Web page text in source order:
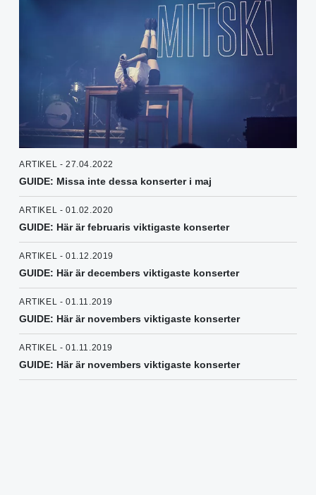
ARTIKEL - 27.04.2022
GUIDE: Missa inte dessa konserter i maj
ARTIKEL - 01.02.2020
GUIDE: Här är februaris viktigaste konserter
ARTIKEL - 01.12.2019
GUIDE: Här är decembers viktigaste konserter
ARTIKEL - 01.11.2019
GUIDE: Här är novembers viktigaste konserter
ARTIKEL - 01.11.2019
GUIDE: Här är novembers viktigaste konserter